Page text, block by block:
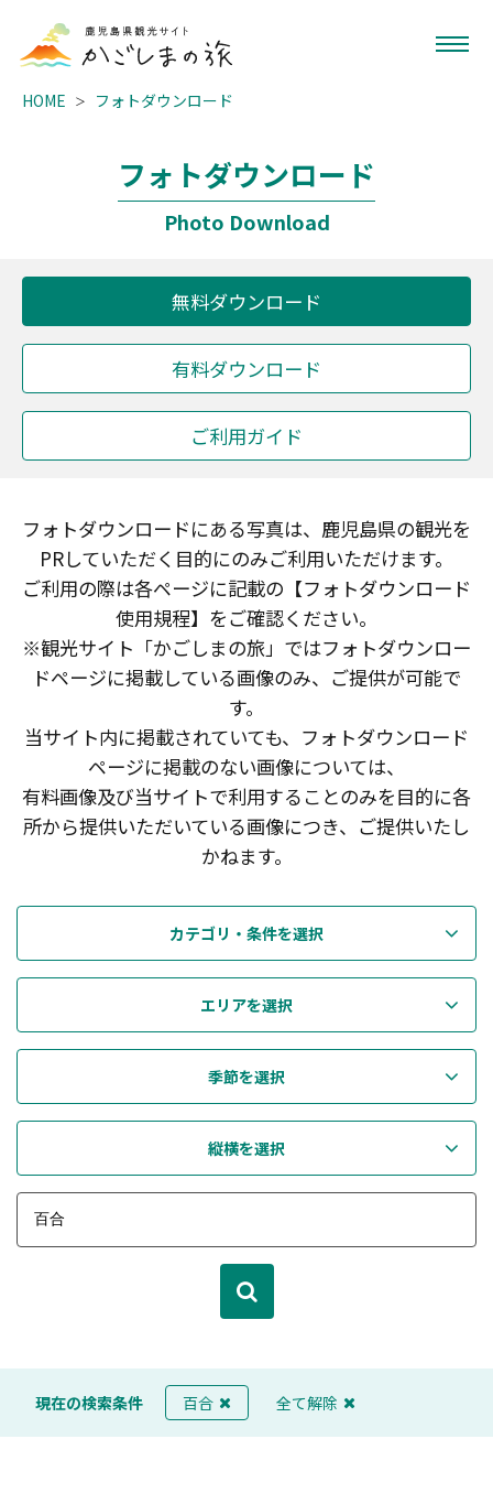
HOME フォトダウンロード
フォトダウンロード
Photo Download
無料ダウンロード
有料ダウンロード
ご利用ガイド
フォトダウンロードにある写真は、鹿児島県の観光を
PRしていただく目的にのみご利用いただけます。
ご利用の際は各ページに記載の【フォトダウンロード
使用規程】をご確認ください。
※観光サイト「かごしまの旅」ではフォトダウンロー
ドページに掲載している画像のみ、ご提供が可能で
す。
当サイト内に掲載されていても、フォトダウンロード
ページに掲載のない画像については、
有料画像及び当サイトで利用することのみを目的に各
所から提供いただいている画像につき、ご提供いたし
かねます。
カテゴリ・条件を選択
エリアを選択
季節を選択
縦横を選択
現在の検索条件 百合 全て解除